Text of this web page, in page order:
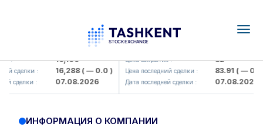
: 16,100
сделки : 16,288( — 0.0 )
сделки : 07.08.2026
KFSK (<Kafolat sug'urta
Цена закрытия : 82
Цена последний сделки : 83.91( — 0.0 )
Дата последней сделки : 07.08.2026
ИНФОРМАЦИЯ О КОМПАНИИ